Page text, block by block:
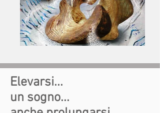
Elevarsi...
un sogno...